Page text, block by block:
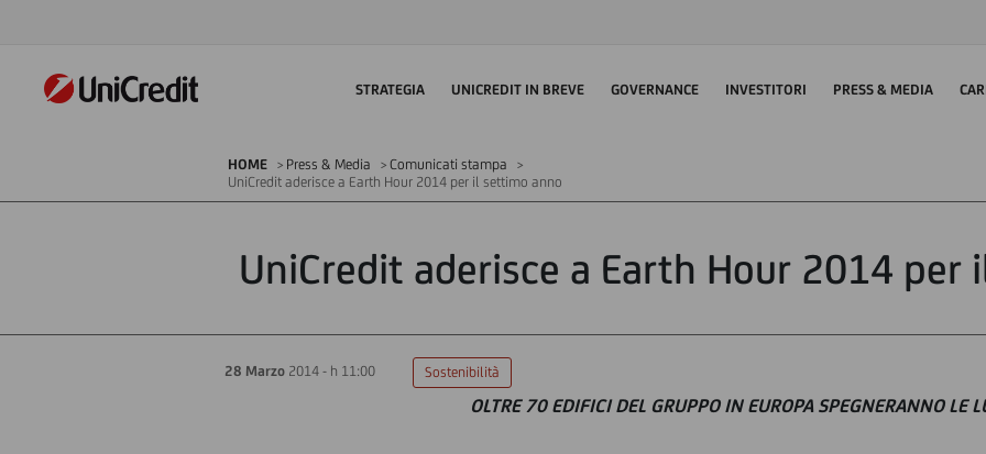
STRATEGIA UNICREDIT IN BREVE GOVERNANCE INVESTITORI PRESS & MEDIA
HOME Press & Media
Comunicati stampa
UniCredit aderisce a Earth Hour 2014 per il settimo anno
UniCredit aderisce a Earth Hour 2014 per
28 Marzo 2014 - h 11:00 Sostenibilità
OLTRE 70 EDIFICI DEL GRUPPO IN EUROPA SPEGNERANNO LE